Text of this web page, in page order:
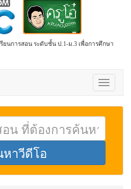
รียนการสอน ระดับชั้น ป.1-ม.3 เพื่อการศึกษา
Toggle